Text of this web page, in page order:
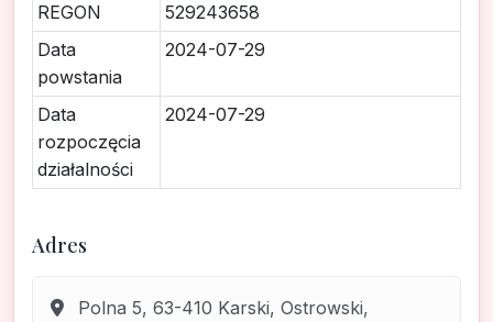
REGON
529243658
Data
powstania
2024-07-29
Data
rozpoczęcia
działalności
2024-07-29
Adres
Polna 5, 63-410 Karski, Ostrowski,